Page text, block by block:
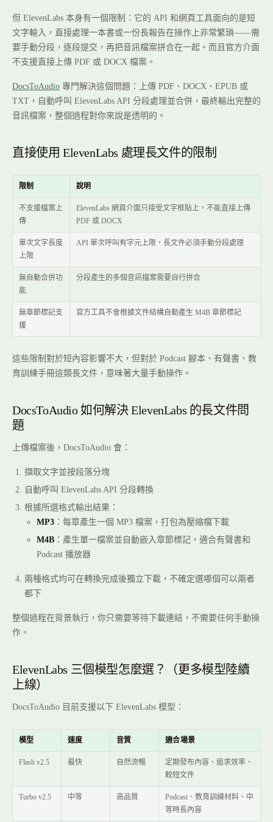
但 ElevenLabs 本身有一個限制：它的 API 和網頁工具面向的是短
文字輸入，直接處理一本書或一份長報告在操作上非常繁瑣——需
要手動分段，逐段提交，再把音訊檔案拼合在一起。而且官方介面
不支援直接上傳 PDF 或 DOCX 檔案。
DocsToAudio 專門解決這個問題：上傳 PDF、DOCX、EPUB 或
TXT，自動呼叫 ElevenLabs API 分段處理並合併，最終輸出完整的
音訊檔案，整個過程對你來說是透明的。
直接使用 ElevenLabs 處理長文件的限制
限制 說明
不支援檔案上
傳
ElevenLabs 網頁介面只接受文字框貼上，不能直接上傳
PDF 或 DOCX
單次文字長度
上限
API 單次呼叫有字元上限，長文件必須手動分段處理
無自動合併功
能
分段產生的多個音訊檔案需要自行拼合
無章節標記支
援
官方工具不會根據文件結構自動產生 M4B 章節標記
這些限制對於短內容影響不大，但對於 Podcast 腳本、有聲書、教
育訓練手冊這類長文件，意味著大量手動操作。
DocsToAudio 如何解決 ElevenLabs 的長文件問
題
上傳檔案後，DocsToAudio 會：
擷取文字並按段落分塊
自動呼叫 ElevenLabs API 分段轉換
根據所選格式輸出結果：
MP3 ：每章產生一個 MP3 檔案，打包為壓縮檔下載
M4B ：產生單一檔案並自動嵌入章節標記，適合有聲書和
Podcast 播放器
兩種格式均可在轉換完成後獨立下載，不確定選哪個可以兩者
都下
整個過程在背景執行，你只需要等待下載連結，不需要任何手動操
作。
ElevenLabs 三個模型怎麼選？（更多模型陸續
上線）
DocsToAudio 目前支援以下 ElevenLabs 模型：
模型 速度 音質 適合場景
Flash v2.5 最快 自然流暢
定期發布內容、追求效率、
較短文件
Turbo v2.5 中等 高品質
Podcast、教育訓練材料、中
等時長內容